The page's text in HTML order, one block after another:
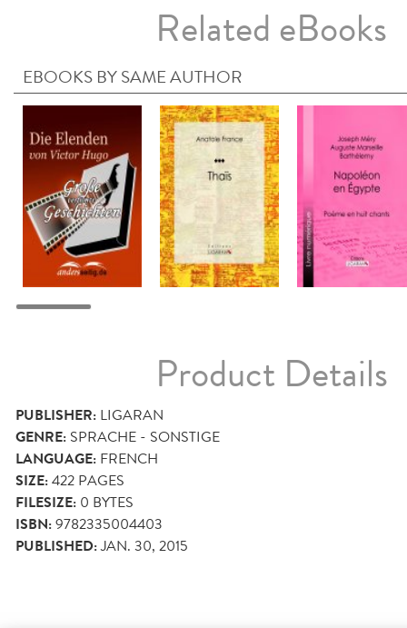
Related eBooks
EBOOKS BY SAME AUTHOR
Product Details
PUBLISHER: LIGARAN
GENRE: SPRACHE - SONSTIGE
LANGUAGE: FRENCH
SIZE:422 PAGES
FILESIZE: 0 BYTES
ISBN:9782335004403
PUBLISHED:JAN. 30, 2015